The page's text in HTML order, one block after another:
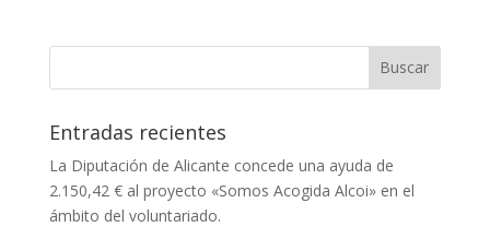
Entradas recientes
La Diputación de Alicante concede una ayuda de
2.150,42 € al proyecto «Somos Acogida Alcoi» en el
ámbito del voluntariado.